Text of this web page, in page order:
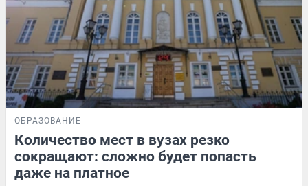
ОБРАЗОВАНИЕ
Количество мест в вузах резко
сокращают: сложно будет попасть
даже на платное